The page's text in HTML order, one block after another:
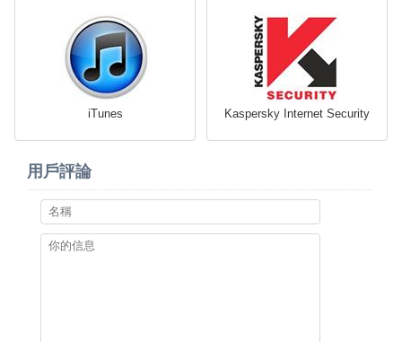
iTunes Kaspersky Internet Security
用戶評論